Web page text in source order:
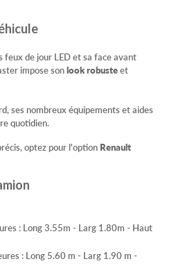
feux de jour LED et sa face avant
impose sonlook robusteet
ses nombreux équipements et aides
quotidien.
optez pour l'option Renault
: Long 3.55m - Larg 1.80m - Haut
: Long 5.60 m - Larg 1.90 m -